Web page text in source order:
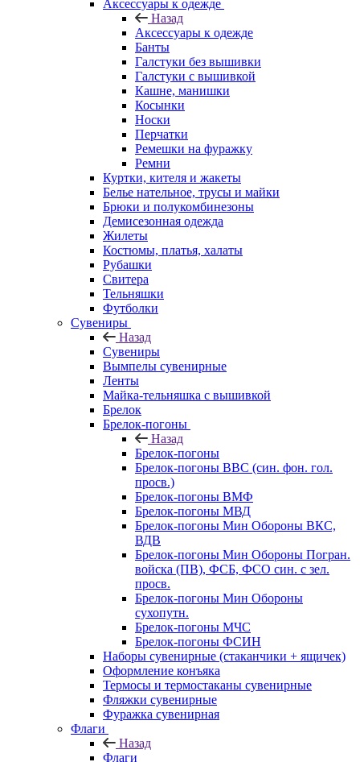
Аксессуары к одежде
Назад
Аксессуары к одежде
Банты
Галстуки без вышивки
Галстуки с вышивкой
Кашне, манишки
Косынки
Носки
Перчатки
Ремешки на фуражку
Ремни
Куртки, кителя и жакеты
Белье нательное, трусы и майки
Брюки и полукомбинезоны
Демисезонная одежда
Жилеты
Костюмы, платья, халаты
Рубашки
Свитера
Тельняшки
Футболки
Сувениры
Назад
Сувениры
Вымпелы сувенирные
Ленты
Майка-тельняшка с вышивкой
Брелок
Брелок-погоны
Назад
Брелок-погоны
Брелок-погоны ВВС (син. фон. гол.
просв.)
Брелок-погоны ВМФ
Брелок-погоны МВД
Брелок-погоны Мин Обороны ВКС,
ВДВ
Брелок-погоны Мин Обороны Погран.
войска (ПВ), ФСБ, ФСО син. с зел.
просв.
Брелок-погоны Мин Обороны
сухопутн.
Брелок-погоны МЧС
Брелок-погоны ФСИН
Наборы сувенирные (стаканчики + ящичек)
Оформление конъяка
Термосы и термостаканы сувенирные
Фляжки сувенирные
Фуражка сувенирная
Флаги
Назад
Флаги